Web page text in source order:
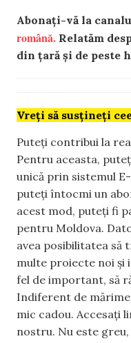
Abonați-vă la
română. Relatăm
din țară și de peste
Vreți să susțineți
Puteți contribui la
Pentru aceasta,
unică prin sistemul
puteți întocmi un
acest mod, puteți fi
pentru Moldova.
avea posibilitatea să
multe proiecte noi și
fel de important, să
Indiferent de
mic cadou. Accesați
nostru. Nu este